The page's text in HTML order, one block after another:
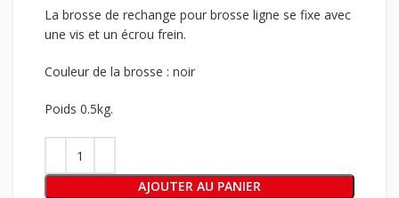
La brosse de rechange pour brosse ligne se fixe avec
une vis et un écrou frein.
Couleur de la brosse : noir
Poids 0.5kg.
AJOUTER AU PANIER